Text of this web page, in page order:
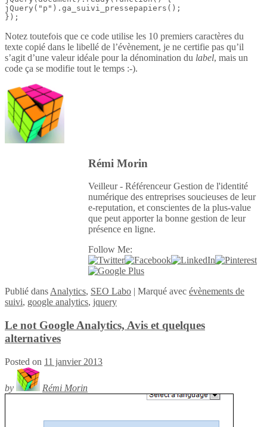
jQuery("p").ga_suivi_pressepapiers();
});
Notez toutefois que ce code utilise les 10 premiers caractères du
texte copié dans le libellé de l’évènement, je ne certifie pas qu’il
s’agit d’une valeur idéale pour la dénomination du label, mais un
code ça se modifie tout le temps :-).
Rémi Morin
Veilleur - Référenceur Gestion de l'identité
numérique des entreprises soucieuses de leur
e-reputation, et conscientes de la plus-value
que peut apporter la bonne gestion de leur
présence en ligne.
Follow Me:
Publié dans Analytics, SEO Labo | Marqué avec évènements de
suivi, google analytics, jquery
Le not Google Analytics, Avis et quelques
alternatives
Posted on 11 janvier 2013
by Rémi Morin